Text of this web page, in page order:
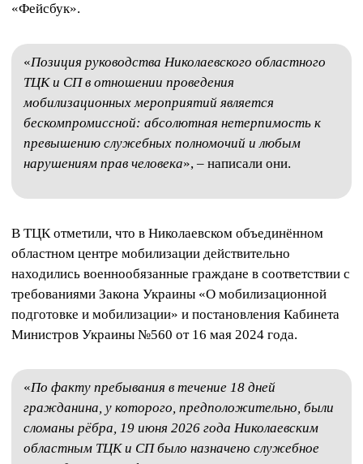
«Фейсбук».
«Позиция руководства Николаевского областного
ТЦК и СП в отношении проведения
мобилизационных мероприятий является
бескомпромиссной: абсолютная нетерпимость к
превышению служебных полномочий и любым
нарушениям прав человека», – написали они.
В ТЦК отметили, что в Николаевском объединённом
областном центре мобилизации действительно
находились военнообязанные граждане в соответствии с
требованиями Закона Украины «О мобилизационной
подготовке и мобилизации» и постановления Кабинета
Министров Украины №560 от 16 мая 2024 года.
«По факту пребывания в течение 18 дней
гражданина, у которого, предположительно, были
сломаны рёбра, 19 июня 2026 года Николаевским
областным ТЦК и СП было назначено служебное